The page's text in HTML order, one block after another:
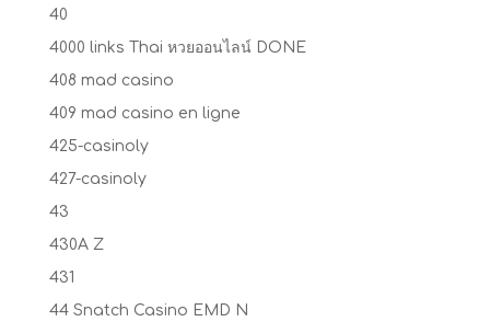
40
4000 links Thai หวยออนไลน์ DONE
408 mad casino
409 mad casino en ligne
425-casinoly
427-casinoly
43
430A Z
431
44 Snatch Casino EMD N